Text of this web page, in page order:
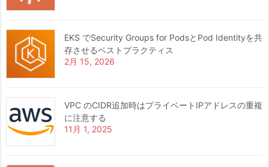
EKS でSecurity Groups for PodsとPod Identityを共
存させるベストプラクティス
2月 15, 2026
VPC のCIDR追加時はプライベートIPアドレスの重複
に注意する
11月 1, 2025